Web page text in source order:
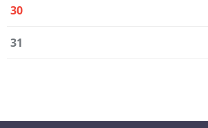
30
31